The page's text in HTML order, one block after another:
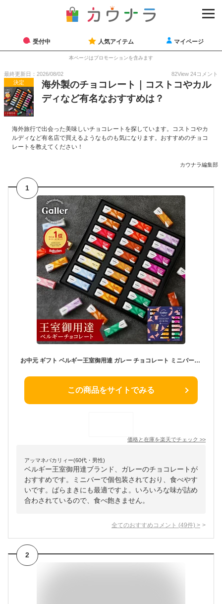
受付中 人気アイテム マイページ
本ページはプロモーションを含みます
最終更新日：2026/08/02 82View 24コメント
決定
海外製のチョコレート｜コストコやカル
ディなど有名なおすすめは？
海外旅行で出会った美味しいチョコレートを探しています。コストコやカ
ルディなど有名店で買えるようなものも気になります。おすすめのチョコ
レートを教えてください！
カウナラ編集部
1
お中元 ギフト ベルギー王室御用達 ガレー チョコレート ミニバー24本入(送料込) 詰め合わせ 2026 御 中元 ギフト お菓子 スイーツ チョコ 個包装 小分け 会社 職場 退職 祝い 挨拶 お礼 手土産 誕生日 プレゼント 有名 高級 可愛い おしゃれ 人気
この商品をサイトでみる
価格と在庫を楽天でチェック >>
アッマネバカリィー(60代・男性)
ベルギー王室御用達ブランド、ガレーのチョコレートが
おすすめです。ミニバーで個包装されており、食べやす
いです。ばらまきにも最適ですよ。いろいろな味が詰め
合わされているので、食べ飽きません。
全てのおすすめコメント (49件) >
2